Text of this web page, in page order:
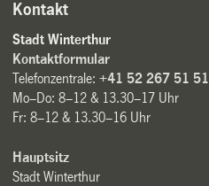
Kontakt
Stadt Winterthur
Kontaktformular
Telefonzentrale:+41 52 267 51 51
Mo–Do: 8–12 & 13.30–17 Uhr
Fr: 8–12 & 13.30–16 Uhr
Hauptsitz
Stadt Winterthur